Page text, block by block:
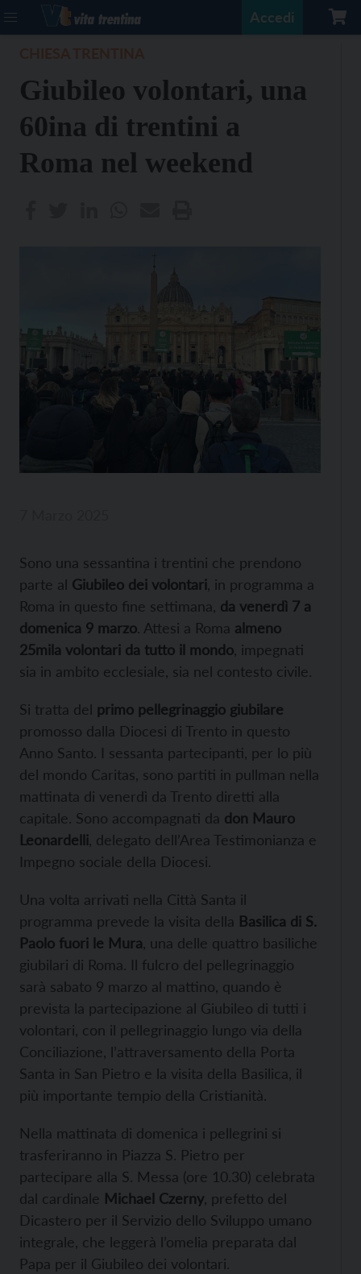
Accedi
Giubileo volontari, una
60ina di trentini a
Roma nel weekend
Sono una sessantina i trentini che prendono
parte al Giubileo dei volontari , in programma a
Roma in questo fine settimana, da venerdì 7 a
domenica 9 marzo. Attesi a Roma almeno
25mila volontari da tutto il mondo , impegnati
sia in ambito ecclesiale, sia nel contesto civile.
Si tratta del primo pellegrinaggio giubilare
promosso dalla Diocesi di Trento in questo
Anno Santo. I sessanta partecipanti, per lo più
del mondo Caritas, sono partiti in pullman nella
mattinata di venerdì da Trento diretti alla
capitale. Sono accompagnati da don Mauro
Leonardelli , delegato dell’Area Testimonianza e
Impegno sociale della Diocesi.
Una volta arrivati nella Città Santa il
programma prevede la visita della Basilica di S.
Paolo fuori le Mura , una delle quattro basiliche
giubilari di Roma. Il fulcro del pellegrinaggio
sarà sabato 9 marzo al mattino, quando è
prevista la partecipazione al Giubileo di tutti i
volontari, con il pellegrinaggio lungo via della
Conciliazione, l’attraversamento della Porta
Santa in San Pietro e la visita della Basilica, il
più importante tempio della Cristianità.
Nella mattinata di domenica i pellegrini si
trasferiranno in Piazza S. Pietro per
partecipare alla S. Messa (ore 10.30) celebrata
dal cardinale Michael Czerny , prefetto del
Dicastero per il Servizio dello Sviluppo umano
integrale, che leggerà l’omelia preparata dal
Papa per il Giubileo dei volontari.